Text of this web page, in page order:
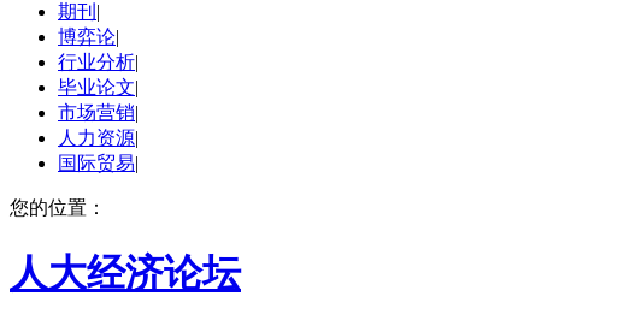
期刊 |
博弈论|
行业分析|
毕业论文|
市场营销|
人力资源|
国际贸易|
您的位置：
人大经济论坛